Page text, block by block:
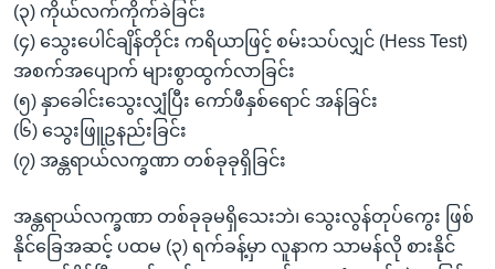
(၃) ကိုယ်လက်ကိုက်ခဲခြင်း
(၄) သွေးပေါင်ချိန်တိုင်း ကရိယာဖြင့် စမ်းသပ်လျှင် (Hess Test)
အစက်အပျောက် များစွာထွက်လာခြင်း
(၅) နှာခေါင်းသွေးလျှံပြီး ကော်ဖီနှစ်ရောင် အန်ခြင်း
(၆) သွေးဖြူဥနည်းခြင်း
(၇) အန္တရာယ်လက္ခဏာ တစ်ခုခုရှိခြင်း
အန္တရာယ်လက္ခဏာ တစ်ခုခုမရှိသေးဘဲ၊ သွေးလွန်တုပ်ကွေး ဖြစ်
နိုင်ခြေအဆင့် ပထမ (၃) ရက်ခန့်မှာ လူနာက သာမန်လို စားနိုင်